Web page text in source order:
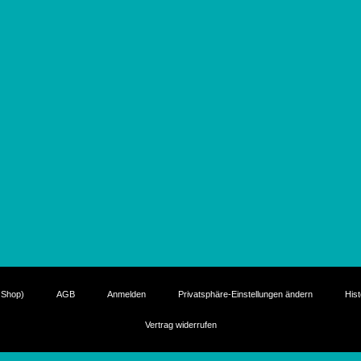
AGB Anmelden Privatsphäre-Einstellungen ändern
Vertrag widerrufen